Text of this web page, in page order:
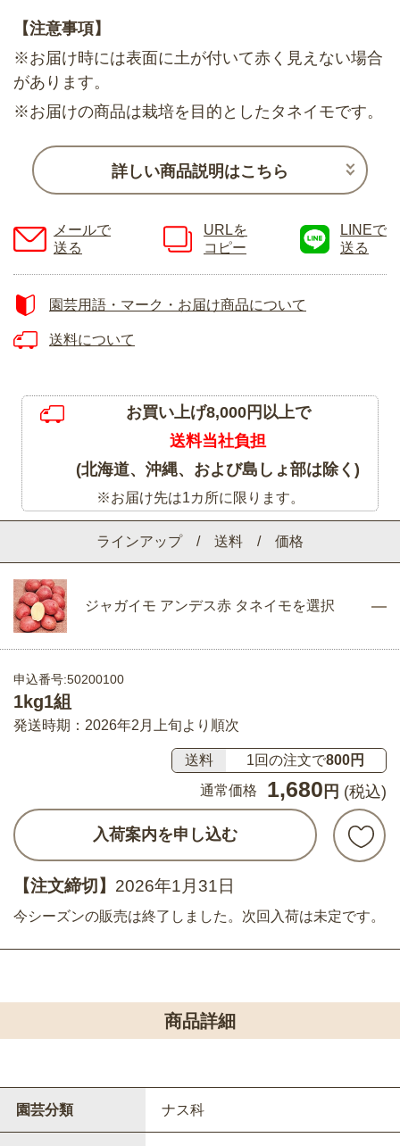
ラインアップ / 送料 / 価格
ジャガイモ アンデス赤 タネイモを選択
申込番号:50200100
1kg1組
発送時期：2026年2月上旬より順次
送料 1回の注文で800円
通常価格
1,680 円 (税込)
入荷案内を申し込む
【注文締切】 2026年1月31日
今シーズンの販売は終了しました。次回入荷は未定です。
【注意事項】
※お届け時には表面に土が付いて赤く見えない場合
があります。
※お届けの商品は栽培を目的としたタネイモです。
詳しい商品説明はこちら
メールで
送る
URLを
コピー
LINEで
送る
園芸用語・マーク・お届け商品について
送料について
お買い上げ8,000円以上で
送料当社負担
(北海道、沖縄、および島しょ部は除く)
※お届け先は1カ所に限ります。
商品詳細
園芸分類 ナス科